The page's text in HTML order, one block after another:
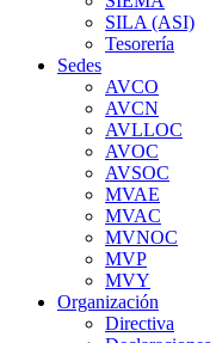
SILA (ASI)
Tesorería
Sedes
AVCO
AVCN
AVLLOC
AVOC
AVSOC
MVAE
MVAC
MVNOC
MVP
MVY
Organización
Directiva